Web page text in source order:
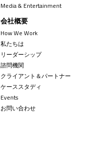
Media & Entertainment
会社概要
How We Work
私たちは
リーダーシップ
諮問機関
クライアント＆パートナー
ケーススタディ
Events
お問い合わせ